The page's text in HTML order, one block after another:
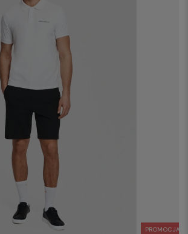
PROMOCJA